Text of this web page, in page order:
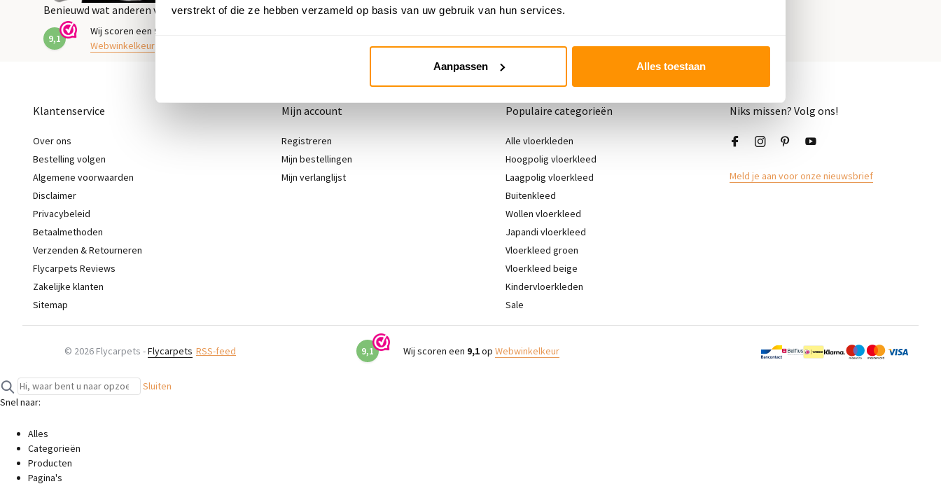
verstrekt of die ze hebben verzameld op basis van uw gebruik van hun services.
Aanpassen Alles toestaan
Benieuwd wat anderen vinden?
9,1
Wij scoren een 9,1
Webwinkelkeur
Klantenservice
Over ons
Bestelling volgen
Algemene voorwaarden
Disclaimer
Privacybeleid
Betaalmethoden
Verzenden & Retourneren
Flycarpets Reviews
Zakelijke klanten
Sitemap
Mijn account
Registreren
Mijn bestellingen
Mijn verlanglijst
Populaire categorieën
Alle vloerkleden
Hoogpolig vloerkleed
Laagpolig vloerkleed
Buitenkleed
Wollen vloerkleed
Japandi vloerkleed
Vloerkleed groen
Vloerkleed beige
Kindervloerkleden
Sale
Niks missen? Volg ons!
Meld je aan voor onze nieuwsbrief
© 2026 Flycarpets -Flycarpets RSS-feed 9,1 Wij scoren een 9,1op Webwinkelkeur
Sluiten
Snel naar:
Alles
Categorieën
Producten
Pagina's